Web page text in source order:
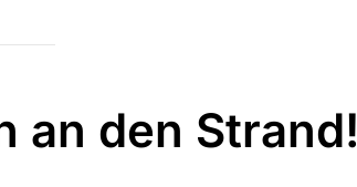
an den Strand!